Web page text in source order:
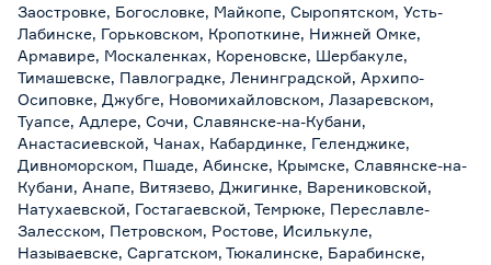
Заостровке, Богословке, Майкопе, Сыропятском, Усть-
Лабинске, Горьковском, Кропоткине, Нижней Омке,
Армавире, Москаленках, Кореновске, Шербакуле,
Тимашевске, Павлоградке, Ленинградской, Архипо-
Осиповке, Джубге, Новомихайловском, Лазаревском,
Туапсе, Адлере, Сочи, Славянске-на-Кубани,
Анастасиевской, Чанах, Кабардинке, Геленджике,
Дивноморском, Пшаде, Абинске, Крымске, Славянске-на-
Кубани, Анапе, Витязево, Джигинке, Варениковской,
Натухаевской, Гостагаевской, Темрюке, Переславле-
Залесском, Петровском, Ростове, Исилькуле,
Называевске, Саргатском, Тюкалинске, Барабинске,